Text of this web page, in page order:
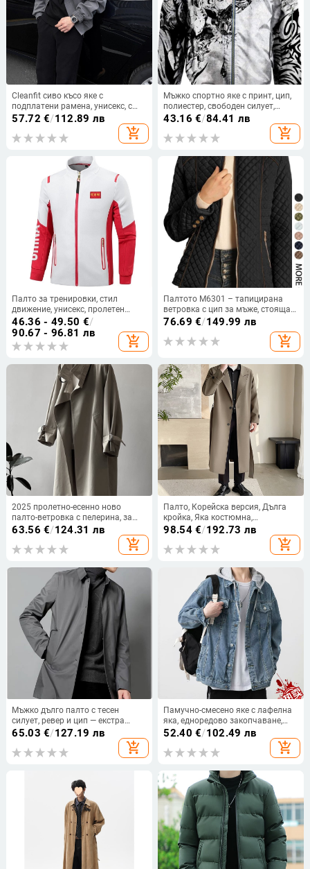
Cleanfit сиво късо яке с
подплатени рамена, унисекс, с
ревери, винтидж стил за пролет и
57.72 €/112.89 лв
add_shopping_cart
Мъжко спортно яке с принт, цип,
полиестер, свободен силует,
дълъг ръкав
43.16 €/84.41 лв
add_shopping_cart
Палто за тренировки, стил
движение, унисекс, пролетен
сезон, плат Milk Silk (95%
полиестер, 5% спандекс)
46.36 - 49.50 €/
90.67 - 96.81 лв
add_shopping_cart
Палтото M6301 – тапицирана
ветровка с цип за мъже, стояща
яка, прав силует, джобове
76.69 €/149.99 лв
add_shopping_cart
2025 пролетно-есенно ново
палто-ветровка с пелерина, за
мъже и жени, дълго, свободен
силует, без копчета, над коляното
63.56 €/124.31 лв
add_shopping_cart
Палто, Корейска версия, Дълга
кройка, Яка костюмна,
Едноредово закопчаване,
98.54€/192.73 лв
add_shopping_cart
Мъжко дълго палто с тесен
силует, ревер и цип — екстра
дължина, плат Vinylon-Polyester
65.03 €/127.19 лв
add_shopping_cart
Памучно-смесено яке с лафелна
яка, едноредово закопчаване,
дълги ръкави, цветово блокирани
шарки, оребрена долна част,
джобове, за възрастни мъже,
есен 2024
52.40 €/102.49 лв
add_shopping_cart